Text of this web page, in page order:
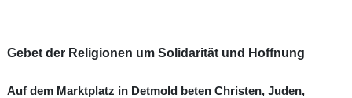
Gebet der Religionen um Solidarität und Hoffnung
Auf dem Marktplatz in Detmold beten Christen, Juden,